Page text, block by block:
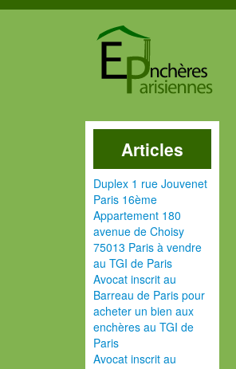
Articles
Duplex 1 rue Jouvenet
Paris 16ème
Appartement 180
avenue de Choisy
75013 Paris à vendre
au TGI de Paris
Avocat inscrit au
Barreau de Paris pour
acheter un bien aux
enchères au TGI de
Paris
Avocat inscrit au